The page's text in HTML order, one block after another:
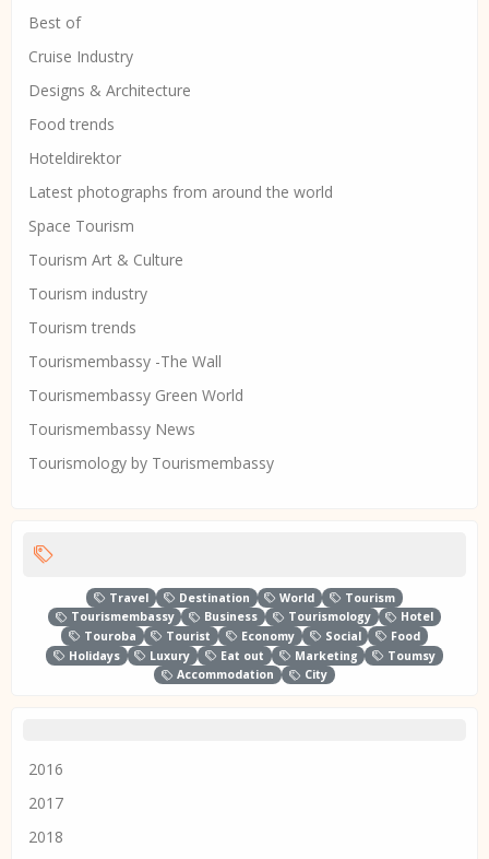
Best of
Cruise Industry
Designs & Architecture
Food trends
Hoteldirektor
Latest photographs from around the world
Space Tourism
Tourism Art & Culture
Tourism industry
Tourism trends
Tourismembassy -The Wall
Tourismembassy Green World
Tourismembassy News
Tourismology by Tourismembassy
Travel Destination World
Tourism
Tourismembassy
Business Tourismology
Hotel
Touroba
Tourist Economy Social
Food
Holidays
Luxury Eat out Marketing
Toumsy
Accommodation
City
2016
2017
2018